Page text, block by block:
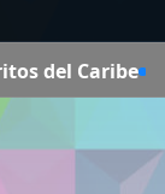
Playas,